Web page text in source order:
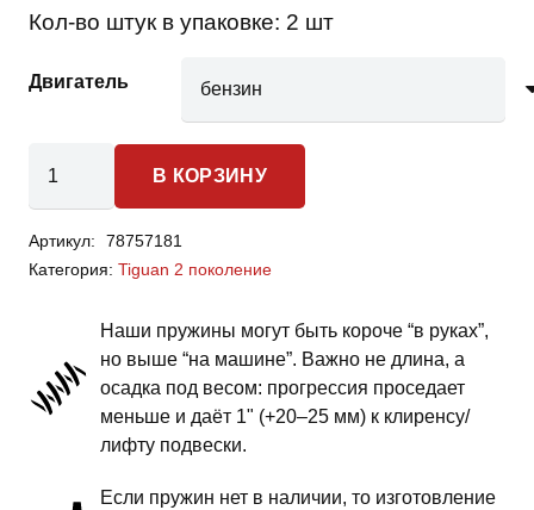
Кол-во штук в упаковке: 2 шт
Двигатель
товара
Tiguan
2
пружины
передней
подвески
дюйм
В КОРЗИНУ
Артикул:
78757181
Категория: Tiguan 2 поколение
Наши пружины могут быть короче “в руках”,
но выше “на машине”. Важно не длина, а
осадка под весом: прогрессия проседает
меньше и даёт 1" (+20–25 мм) к клиренсу/
лифту подвески.
Если пружин нет в наличии, то изготовление